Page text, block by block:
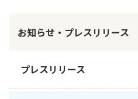
お客さまに関する情報等
ご契約手続きの流れ
保険料のお払込方法
お知らせ・プレスリリース
プレスリリース